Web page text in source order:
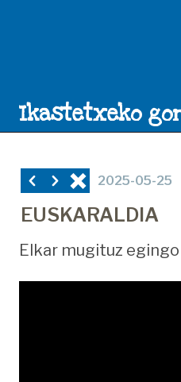
Ikastetxeko
2025-05-25
EUSKARALDIA
Elkar mugituz